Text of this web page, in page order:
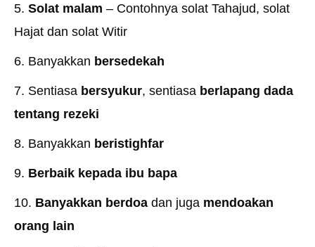
5. Solat malam – Contohnya solat Tahajud, solat
Hajat dan solat Witir
6. Banyakkan bersedekah
7. Sentiasa bersyukur, sentiasa berlapang dada
tentang rezeki
8. Banyakkan beristighfar
9. Berbaik kepada ibu bapa
10. Banyakkan berdoa dan juga mendoakan
orang lain